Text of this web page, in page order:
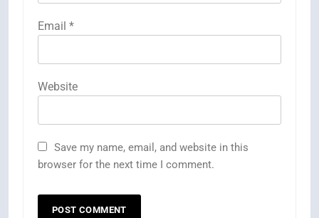
Email *
Website
Save my name, email, and website in this
browser for the next time I comment.